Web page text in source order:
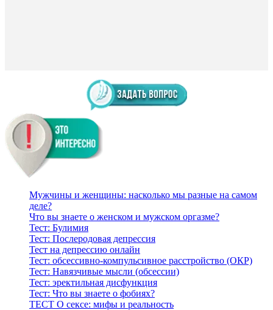
Мужчины и женщины: насколько мы разные на самом
деле?
Что вы знаете о женском и мужском оргазме?
Тест: Булимия
Тест: Послеродовая депрессия
Тест на депрессию онлайн
Тест: обсессивно-компульсивное расстройство (ОКР)
Тест: Навязчивые мысли (обсессии)
Тест: эректильная дисфункция
Тест: Что вы знаете о фобиях?
ТЕСТ О сексе: мифы и реальность